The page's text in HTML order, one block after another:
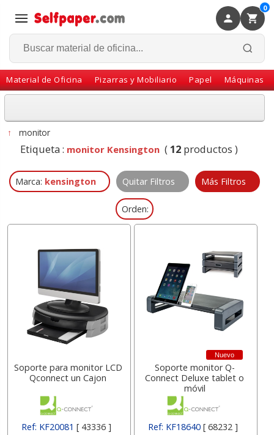
0
Material de Oficina Pizarras y Mobiliario Papel Máquinas
Volver
↑ monitor
Etiqueta : monitor Kensington (12 productos )
Marca: kensington Quitar Filtros Más Filtros
Orden:
Soporte para monitor LCD
Qconnect un Cajon
Ref: KF20081 [ 43336 ]
Nuevo
Soporte monitor Q-
Connect Deluxe tablet o
móvil
Ref: KF18640 [ 68232 ]